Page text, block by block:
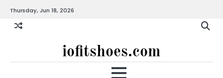
content
Thursday, Jun 18, 2026
iofitshoes.com